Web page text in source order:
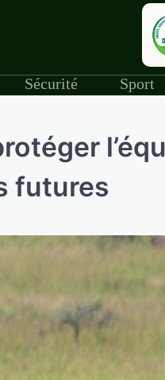
Sécurité Sport
futures